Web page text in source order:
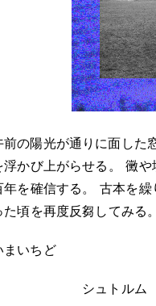
前の陽光が通りに面した
浮かび上がらせる 。
黴や
年を確信する 。
古本を繰
た頃を再度反芻してみる
まいちど
シュトルム